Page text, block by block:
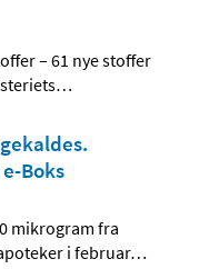
– 61 nye stoffer
…
Boks
mikrogram fra
i februar…